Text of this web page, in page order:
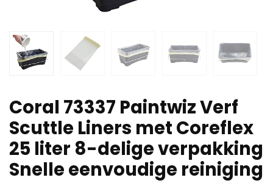
Coral 73337 Paintwiz Verf
Scuttle Liners met Coreflex
25 liter 8-delige verpakking
Snelle eenvoudige reiniging